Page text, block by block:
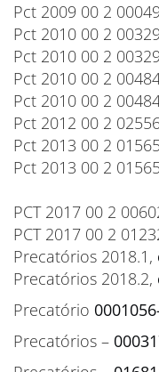
Pct 2009 00 2
Pct 2010 00 2
Pct 2010 00 2
Pct 2010 00 2
Pct 2010 00 2
Pct 2012 00 2
Pct 2013 00 2
Pct 2013 00 2
PCT 2017 00 2
PCT 2017 00 2
Precatórios 2018.1,
Precatórios 2018.2,
Precatório
Precatórios –